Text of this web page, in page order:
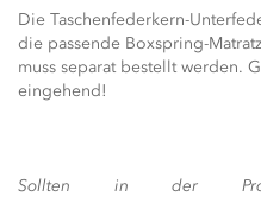
Die Taschenfederkern-
die passende Boxspring-
muss separat bestellt werden.
eingehend!
Sollten in der